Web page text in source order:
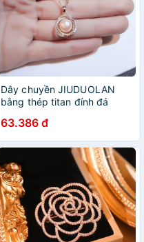
Dây chuyền JIUDUOLAN
bằng thép titan đính đá
cho nữ
63.386 đ